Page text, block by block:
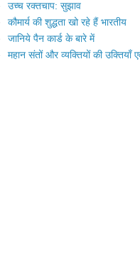
उच्च रक्तचाप: सुझाव
कौमार्य की शुद्धता खो रहे हैं भारतीय
जानिये पैन कार्ड के बारे में
महान संतों और व्यक्तियों की उक्तियाँ